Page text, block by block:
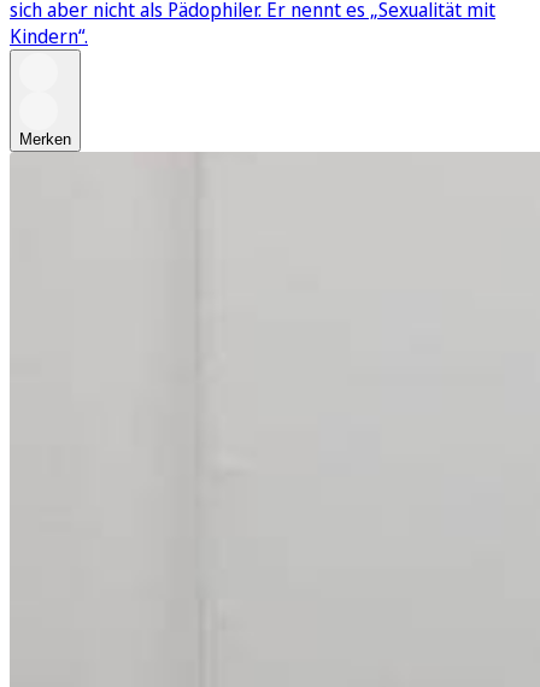
sich aber nicht als Pädophiler. Er nennt es „Sexualität mit
Kindern“.
Merken